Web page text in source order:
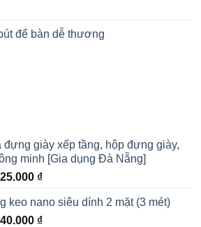
để bàn dễ thương
đựng giày xếp tầng, hộp đựng giày,
minh [Gia dụng Đà Nẵng]
25.000 ₫
keo nano siêu dính 2 mặt (3 mét)
40.000 ₫